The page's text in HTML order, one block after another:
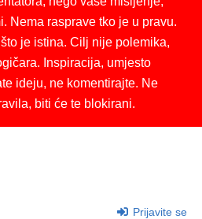
Nema rasprave tko je u pravu.
je istina. Cilj nije polemika,
Inspiracija, umjesto
ideju, ne komentirajte. Ne
biti će te blokirani.
Prijavite se